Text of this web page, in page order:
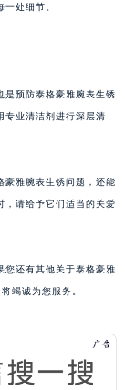
处细节。
是预防泰格豪雅腕表生锈
专业清洁剂进行深层清
豪雅腕表生锈问题，还能
，请给予它们适当的关爱
您还有其他关于泰格豪雅
竭诚为您服务。